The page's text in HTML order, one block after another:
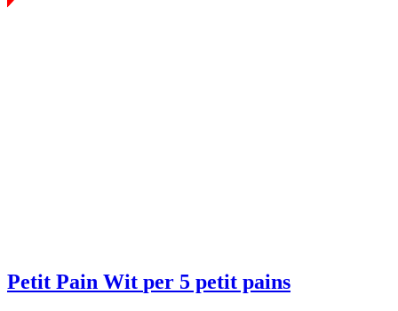
Petit Pain Wit per 5 petit pains